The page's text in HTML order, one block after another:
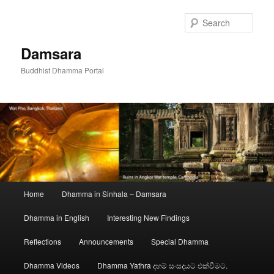
Damsara
Buddhist Dhamma Portal
Home Dhamma in Sinhala – Damsara
Dhamma in English Interesting New Findings
Reflections Announcements Special Dhamma
Dhamma Videos Dhamma Yathra දහම් සංසදයට එක්වීමට.